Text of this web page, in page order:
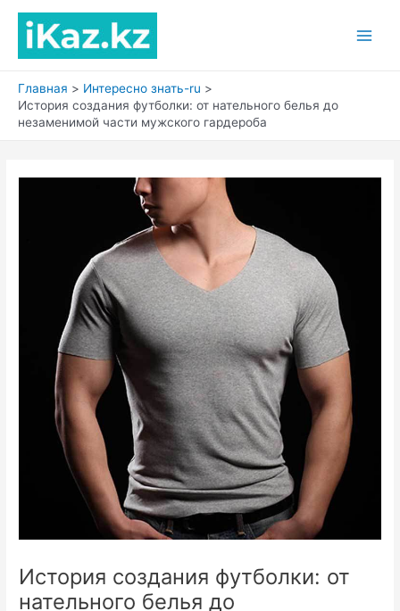
содержимому
Главная
Интересно знать-ru
История создания футболки: от нательного белья до
незаменимой части мужского гардероба
История создания футболки: от
нательного белья до